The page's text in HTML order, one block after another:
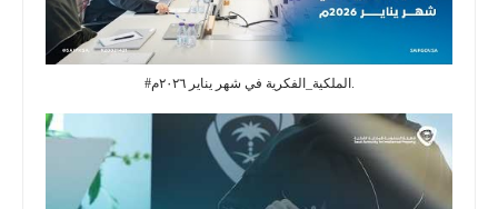
#الملكية_الفكرية في شهر يناير ٢٠٢٦م.